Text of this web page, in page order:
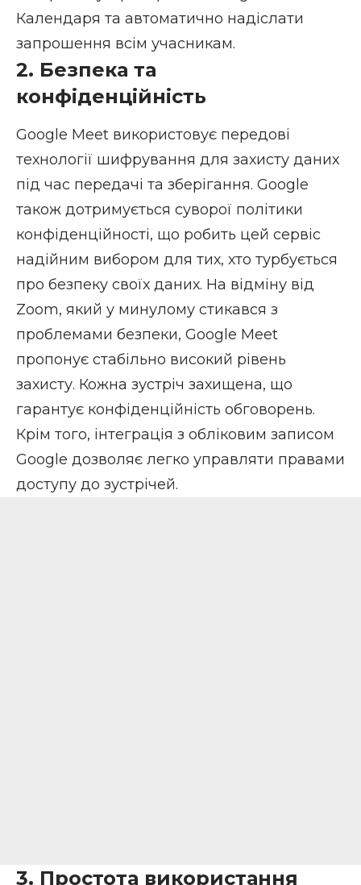
Календаря та автоматично надіслати
запрошення всім учасникам.
2. Безпека та
конфіденційність
Google Meet використовує передові
технології шифрування для захисту даних
під час передачі та зберігання. Google
також дотримується суворої політики
конфіденційності, що робить цей сервіс
надійним вибором для тих, хто турбується
про безпеку своїх даних. На відміну від
Zoom, який у минулому стикався з
проблемами безпеки, Google Meet
пропонує стабільно високий рівень
захисту. Кожна зустріч захищена, що
гарантує конфіденційність обговорень.
Крім того, інтеграція з обліковим записом
Google дозволяє легко управляти правами
доступу до зустрічей.
3. Простота використання